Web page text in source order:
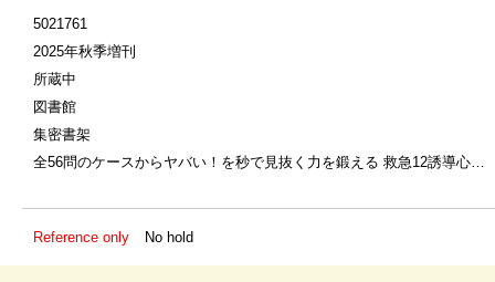
5021761
2025年秋季増刊
所蔵中
図書館
集密書架
全56問のケースからヤバい！を秒で見抜く力を鍛える 救急12誘導心電図ドリル
Reference only No hold